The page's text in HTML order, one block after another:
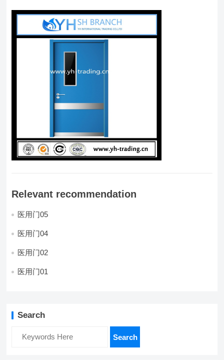
Relevant recommendation
医用门05
医用门04
医用门02
医用门01
Search
Search